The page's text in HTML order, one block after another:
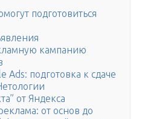
подготовиться
кампанию
Ads: подготовка к сдаче
от Яндекса
от основ до